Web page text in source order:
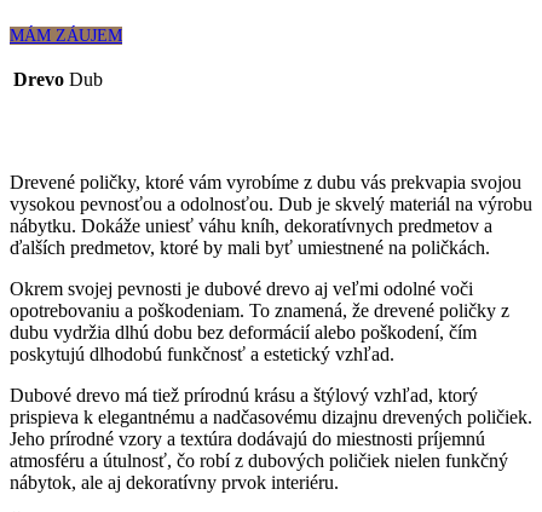
MÁM ZÁUJEM
Drevo Dub
Drevené poličky, ktoré vám vyrobíme z dubu vás prekvapia svojou
vysokou pevnosťou a odolnosťou. Dub je skvelý materiál na výrobu
nábytku. Dokáže uniesť váhu kníh, dekoratívnych predmetov a
ďalších predmetov, ktoré by mali byť umiestnené na poličkách.
Okrem svojej pevnosti je dubové drevo aj veľmi odolné voči
opotrebovaniu a poškodeniam. To znamená, že drevené poličky z
dubu vydržia dlhú dobu bez deformácií alebo poškodení, čím
poskytujú dlhodobú funkčnosť a estetický vzhľad.
Dubové drevo má tiež prírodnú krásu a štýlový vzhľad, ktorý
prispieva k elegantnému a nadčasovému dizajnu drevených poličiek.
Jeho prírodné vzory a textúra dodávajú do miestnosti príjemnú
atmosféru a útulnosť, čo robí z dubových poličiek nielen funkčný
nábytok, ale aj dekoratívny prvok interiéru.